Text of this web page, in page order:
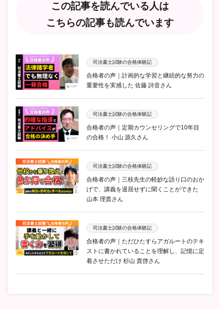
この記事を読んでいる人は
こちらの記事も読んでいます
司法書士試験の合格体験記
合格者の声｜計画的な学習と継続的な努力の
重要性を実感した 佐藤 詩音さん
司法書士試験の合格体験記
合格者の声｜定期カウンセリングで10年目
の合格！ 小山 源久さん
司法書士試験の合格体験記
合格者の声｜三枝先生の軽妙な語り口のおか
げで、講義を退屈せずに聞くことができた
山本 理貴さん
司法書士試験の合格体験記
合格者の声｜ただひたすらアガルートのテキ
ストに書かれていることを理解し、記憶に定
着させただけ 杉山 貴啓さん